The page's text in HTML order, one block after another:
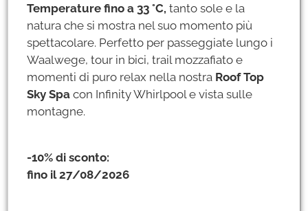
Temperature fino a 33 °C, tanto sole e la
natura che si mostra nel suo momento più
spettacolare. Perfetto per passeggiate lungo i
Waalwege, tour in bici, trail mozzafiato e
momenti di puro relax nella nostra Roof Top
Sky Spa con Infinity Whirlpool e vista sulle
montagne.
-10% di sconto:
fino il 27/08/2026